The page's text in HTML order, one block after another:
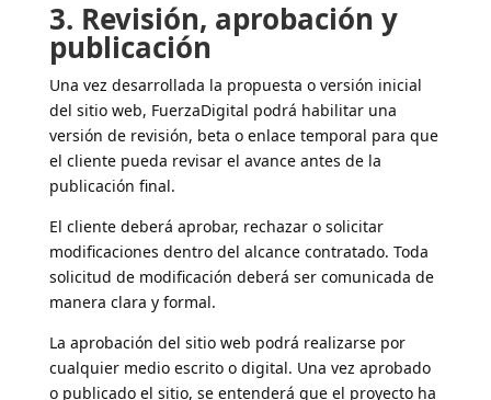
3. Revisión, aprobación y
publicación
Una vez desarrollada la propuesta o versión inicial
del sitio web, FuerzaDigital podrá habilitar una
versión de revisión, beta o enlace temporal para que
el cliente pueda revisar el avance antes de la
publicación final.
El cliente deberá aprobar, rechazar o solicitar
modificaciones dentro del alcance contratado. Toda
solicitud de modificación deberá ser comunicada de
manera clara y formal.
La aprobación del sitio web podrá realizarse por
cualquier medio escrito o digital. Una vez aprobado
o publicado el sitio, se entenderá que el proyecto ha